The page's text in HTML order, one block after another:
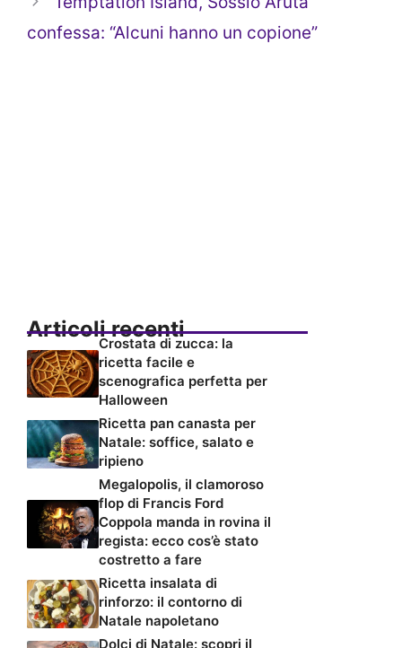
confessa: “Alcuni hanno un copione”
Articoli recenti
Crostata di zucca: la
ricetta facile e
scenografica perfetta per
Halloween
Ricetta pan canasta per
Natale: soffice, salato e
ripieno
Megalopolis, il clamoroso
flop di Francis Ford
Coppola manda in rovina il
regista: ecco cos’è stato
costretto a fare
Ricetta insalata di
rinforzo: il contorno di
Natale napoletano
Dolci di Natale: scopri il